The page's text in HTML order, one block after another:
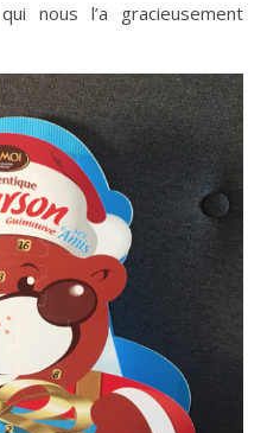
qui nous l’a gracieusement